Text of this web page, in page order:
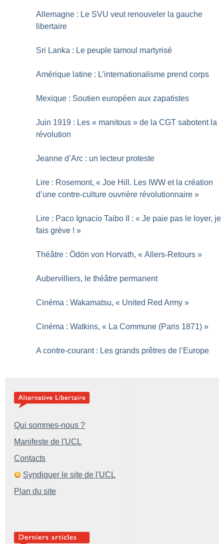
Allemagne : Le SVU veut renouveler la gauche
libertaire
Sri Lanka : Le peuple tamoul martyrisé
Amérique latine : L’internationalisme prend corps
Mexique : Soutien européen aux zapatistes
Juin 1919 : Les « manitous » de la CGT sabotent la
révolution
Jeanne d’Arc : un lecteur proteste
Lire : Rosemont, « Joe Hill. Les IWW et la création
d’une contre-culture ouvrière révolutionnaire »
Lire : Paco Ignacio Taibo II : « Je paie pas le loyer, je
fais grève ! »
Théâtre : Ödön von Horvath, « Allers-Retours »
Aubervilliers, le théâtre permanent
Cinéma : Wakamatsu, « United Red Army »
Cinéma : Watkins, « La Commune (Paris 1871) »
A contre-courant : Les grands prêtres de l’Europe
Qui sommes-nous ?
Manifeste de l'UCL
Contacts
Syndiquer le site de l'UCL
Plan du site